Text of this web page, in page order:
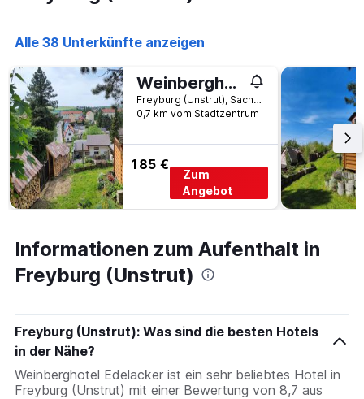
Alle 38 Unterkünfte anzeigen
Weinberghaus - Wohnen im Weinberg in der Toskana des Nordens
Freyburg (Unstrut), Sachsen-Anhalt, Deutschland
0,7 km vom Stadtzentrum
185 €
Zum
Angebot
Informationen zum Aufenthalt in
Freyburg (Unstrut)
Freyburg (Unstrut): Was sind die besten Hotels
in der Nähe?
Weinberghotel Edelacker ist ein sehr beliebtes Hotel in
Freyburg (Unstrut) mit einer Bewertung von 8,7 aus